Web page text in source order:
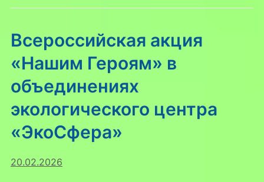
Всероссийская акция
«Нашим Героям» в
объединениях
экологического центра
«ЭкоСфера»
20.02.2026